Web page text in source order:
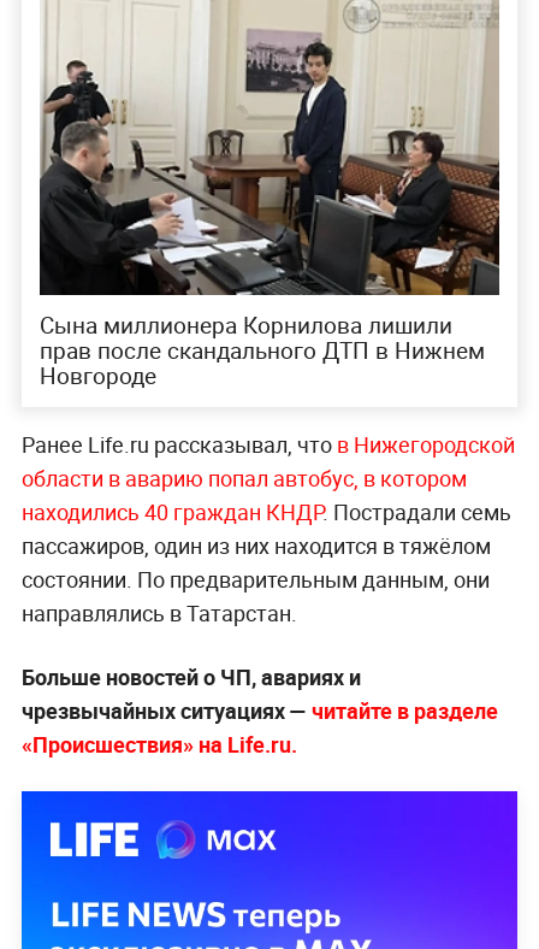
Сына миллионера Корнилова лишили
прав после скандального ДТП в Нижнем
Новгороде
Ранее Life.ru рассказывал, чтов Нижегородской
области в аварию попал автобус, в котором
находились 40 граждан КНДР. Пострадали семь
пассажиров, один из них находится в тяжёлом
состоянии. По предварительным данным, они
направлялись в Татарстан.
Больше новостей о ЧП, авариях и
чрезвычайных ситуациях — читайте в разделе
«Происшествия» на Life.ru.